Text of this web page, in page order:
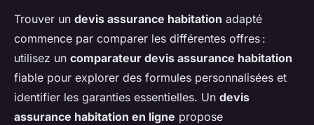
Trouver un devis assurance habitation adapté
commence par comparer les différentes offres :
utilisez un comparateur devis assurance habitation
fiable pour explorer des formules personnalisées et
identifier les garanties essentielles. Un devis
assurance habitation en ligne propose